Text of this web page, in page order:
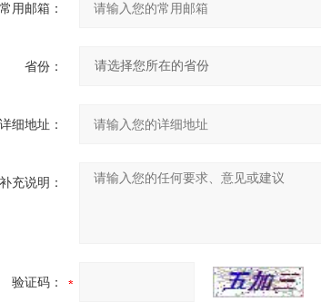
常用邮箱：
省份：
详细地址：
补充说明：
验证码：